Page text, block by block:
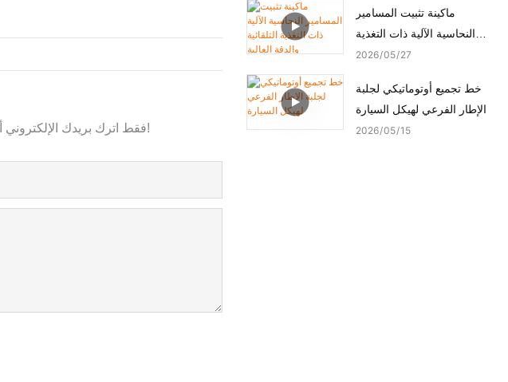
فقط اترك بريدك الإلكتروني أو رقم هاتفك في نموذج الاتصال حتى نتمكن من إرسال عرض أسعار مجاني لنا لمجموعة واسعة من التصاميم!
ماكينة تثبيت المسامير
النحاسية الآلية ذات التغذية
التلقائية والدقة العالية
2026 05 27
خط تجميع أوتوماتيكي لجلبة
الإطار الفرعي لهيكل السيارة
2026 05 15